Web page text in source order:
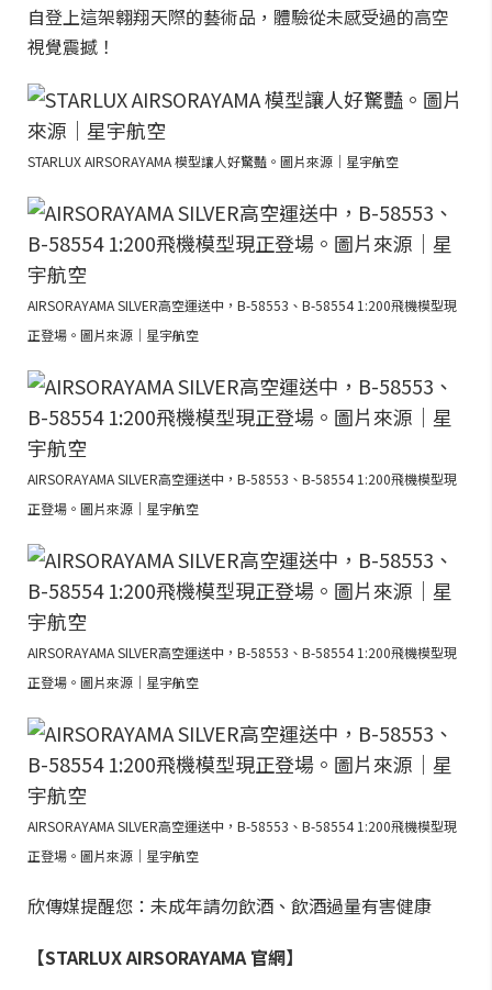
自登上這架翱翔天際的藝術品，體驗從未感受過的高空
視覺震撼！
STARLUX AIRSORAYAMA 模型讓人好驚豔。圖片來源｜星宇航空
AIRSORAYAMA SILVER高空運送中，B-58553、B-58554 1:200飛機模型現
正登場。圖片來源｜星宇航空
AIRSORAYAMA SILVER高空運送中，B-58553、B-58554 1:200飛機模型現
正登場。圖片來源｜星宇航空
AIRSORAYAMA SILVER高空運送中，B-58553、B-58554 1:200飛機模型現
正登場。圖片來源｜星宇航空
AIRSORAYAMA SILVER高空運送中，B-58553、B-58554 1:200飛機模型現
正登場。圖片來源｜星宇航空
欣傳媒提醒您：未成年請勿飲酒、飲酒過量有害健康
【STARLUX AIRSORAYAMA 官網】